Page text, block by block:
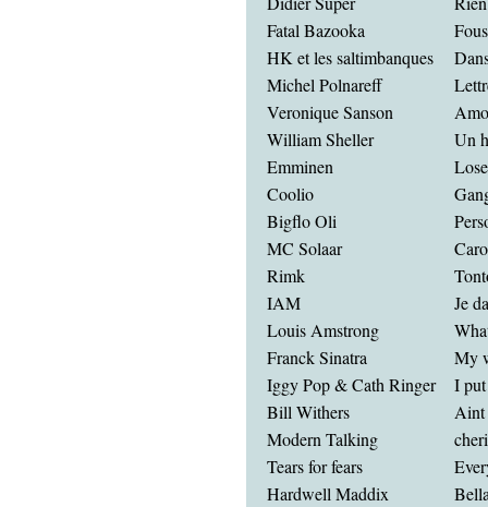
Fatal Bazooka
HK et les saltimbanques
Michel Polnareff
Veronique Sanson
William Sheller
Un
Emminen
Coolio
Bigflo Oli
MC Solaar
Rimk
IAM
Je
Louis Amstrong
Franck Sinatra
My
Iggy Pop & Cath Ringer
I
Bill Withers
Aint
Modern Talking
Tears for fears
Hardwell Maddix